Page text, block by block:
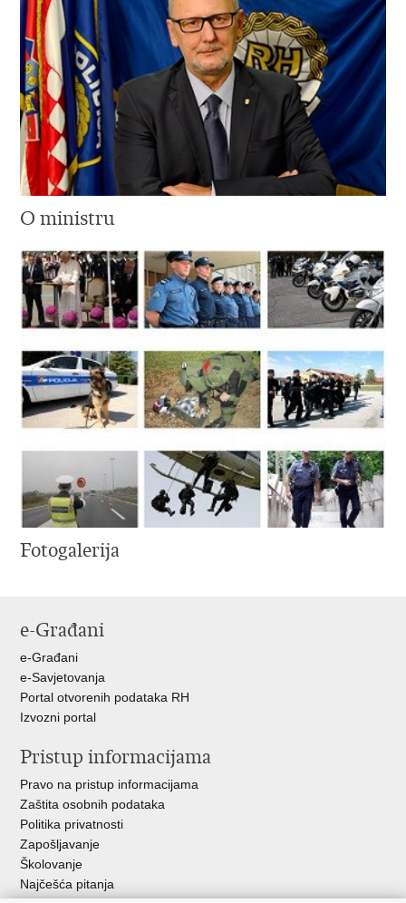
O ministru
Fotogalerija
e-Građani
e-Građani
e-Savjetovanja
Portal otvorenih podataka RH
Izvozni portal
Pristup informacijama
Pravo na pristup informacijama
Zaštita osobnih podataka
Politika privatnosti
Zapošljavanje
Školovanje
Najčešća pitanja